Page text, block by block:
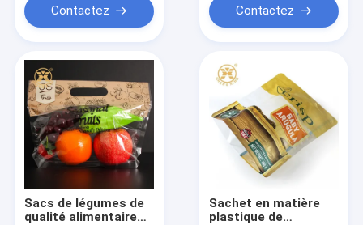
Contactez Contactez
Sacs de légumes de
qualité alimentaire
Sachet en matière
plastique de